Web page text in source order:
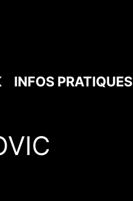
INFOS PRATIQUES